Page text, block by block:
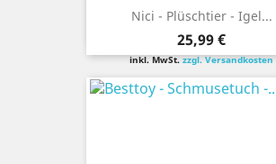
Nici - Plüschtier - Igel...
Preis
25,99 €
inkl. MwSt.zzgl. Versandkosten